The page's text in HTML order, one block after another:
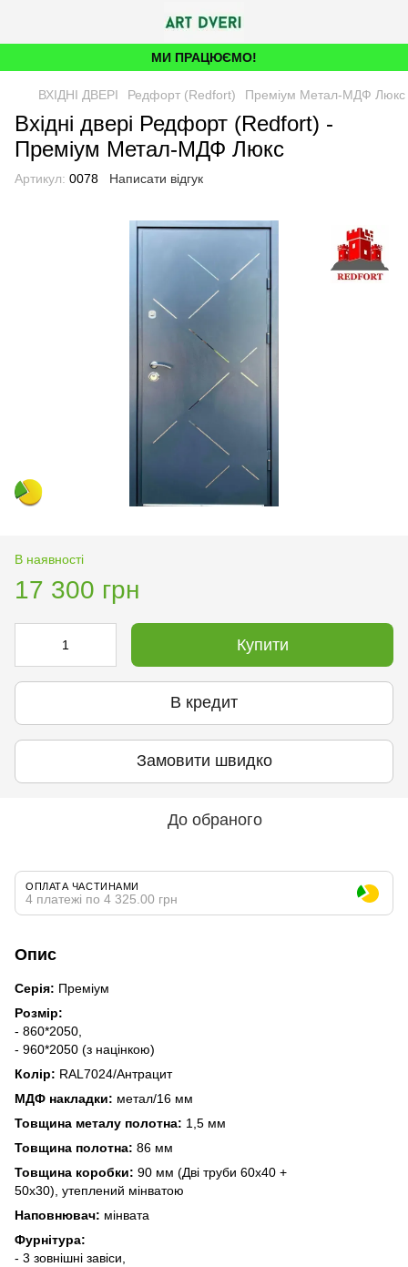
МИ ПРАЦЮЄМО!
ВХІДНІ ДВЕРІ Редфорт (Redfort) Преміум Метал-МДФ Люкс
Вхідні двері Редфорт (Redfort) -
Преміум Метал-МДФ Люкс
Артикул: 0078 Написати відгук
В наявності
17 300 грн
Купити
В кредит
Замовити швидко
До обраного
ОПЛАТА ЧАСТИНАМИ
4 платежі по 4 325.00 грн
Опис
Серія: Преміум
Розмір:
- 860*2050,
- 960*2050 (з націнкою)
Колір: RAL7024/Антрацит
МДФ накладки: метал/16 мм
Товщина металу полотна: 1,5 мм
Товщина полотна: 86 мм
Товщина коробки: 90 мм (Дві труби 60х40 +
50х30), утеплений мінватою
Наповнювач: мінвата
Фурнітура:
- 3 зовнішні завіси,